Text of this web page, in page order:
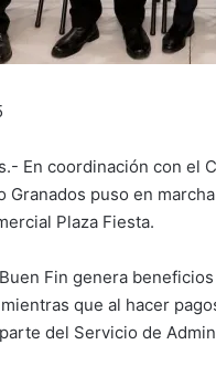
En coordinación con el
puso en
Plaza Fiesta.
Fin genera
que al hacer
del Servicio de